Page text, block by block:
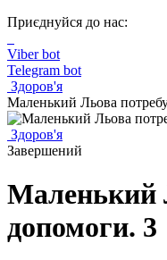
Приєднуйся до нас:
Viber bot
Telegram bot
Здоров'я
Маленький Льова
Здоров'я
Завершений
Маленький
допомоги. 3